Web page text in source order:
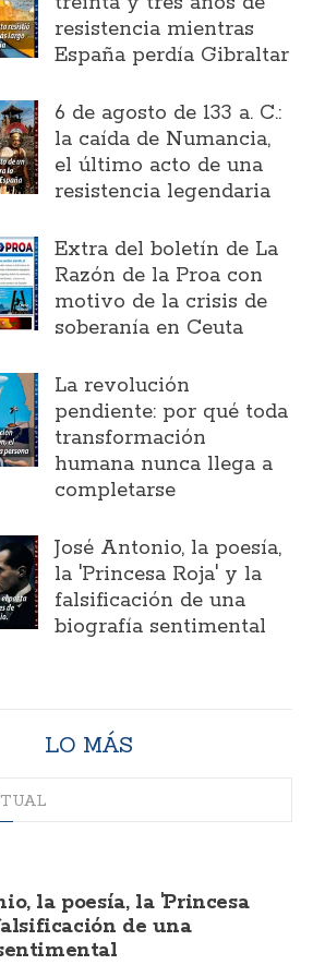
resistencia mientras
España perdía Gibraltar
6 de agosto de 133 a. C.:
la caída de Numancia,
el último acto de una
resistencia legendaria
Extra del boletín de La
Razón de la Proa con
motivo de la crisis de
soberanía en Ceuta
La revolución
pendiente: por qué toda
transformación
humana nunca llega a
completarse
José Antonio, la poesía,
la 'Princesa Roja' y la
falsificación de una
biografía sentimental
LO MÁS
la poesía, la 'Princesa
de una